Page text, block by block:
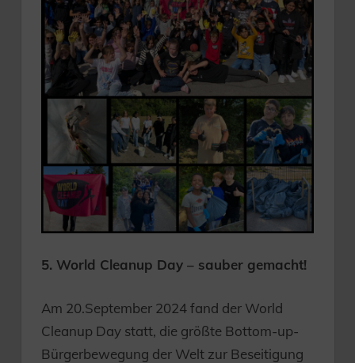
5. World Cleanup Day – sauber gemacht!
Am 20.September 2024 fand der World
Cleanup Day statt, die größte Bottom-up-
Bürgerbewegung der Welt zur Beseitigung